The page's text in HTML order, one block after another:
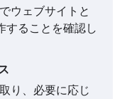
ウェブサイトと
することを確認し
り、必要に応じ